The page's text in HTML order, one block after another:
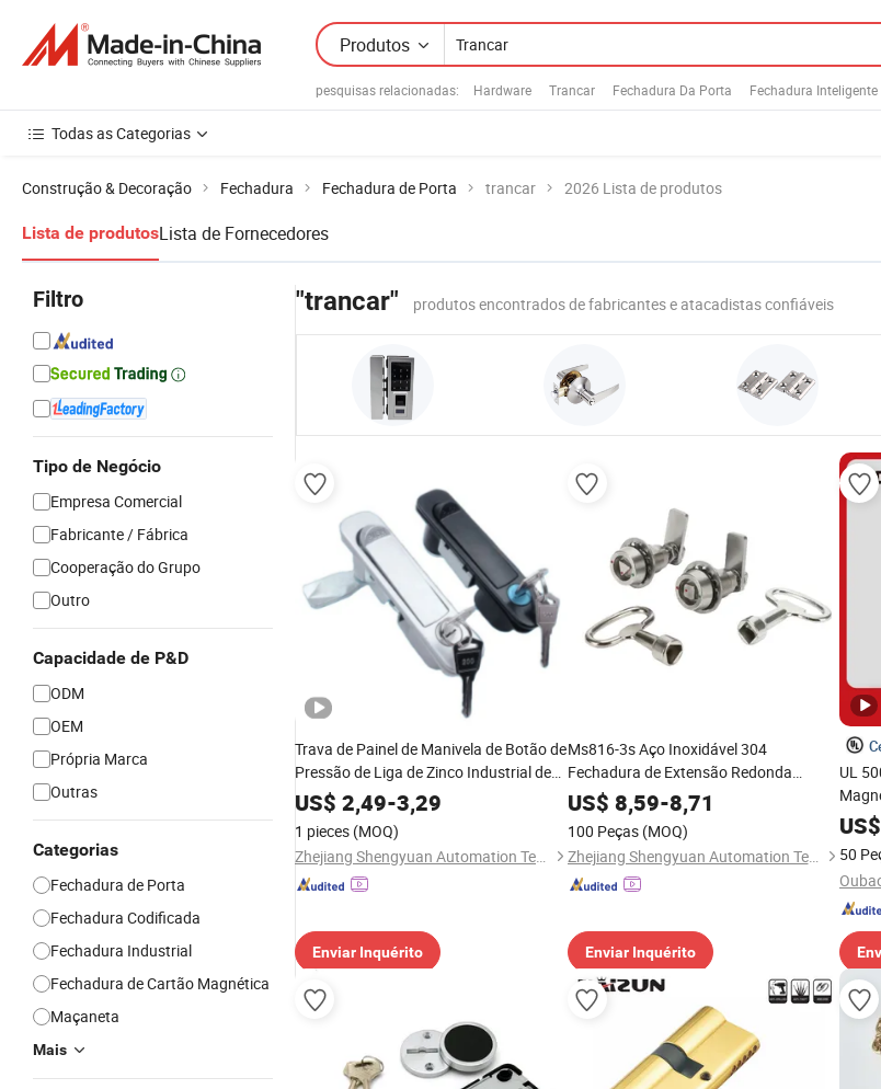
Produtos
pesquisas relacionadas: Hardware Trancar Fechadura Da Porta Fechadura Inteligente
Todas as Categorias
Construção & Decoração Fechadura Fechadura de Porta trancar 2026 Lista de produtos
Lista de produtosLista de Fornecedores
Filtro
Tipo de Negócio
Empresa Comercial
Fabricante / Fábrica
Cooperação do Grupo
Outro
Capacidade de P&D
ODM
OEM
Própria Marca
Outras
Categorias
Fechadura de Porta
Fechadura Codificada
Fechadura Industrial
Fechadura de Cartão Magnética
Maçaneta
Mais
"trancar" produtos encontrados de fabricantes e atacadistas confiáveis
Trava de Painel de Manivela de Botão de
Pressão de Liga de Zinco Industrial de
Alta Qualidade Haitan Ms737 Botão de
Pressão Elétrico Tuoxin Fs2059
US$ 2,49-3,29
1 pieces (MOQ)
Zhejiang Shengyuan Automation Technology Co., Ltd.
Enviar Inquérito
Ms816-3s Aço Inoxidável 304
Fechadura de Extensão Redonda
Fechadura de Distribuição Fechadura de
Torção Triangular
US$ 8,59-8,71
100 Peças (MOQ)
Zhejiang Shengyuan Automation Technology Co., Ltd.
Enviar Inquérito
UL
Porta
US$
50